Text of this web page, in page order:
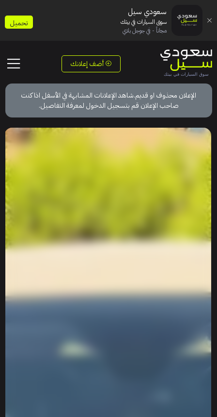
أضف إعلانك
الإعلان محذوف او قديم.شاهد الإعلانات المشابهة في الأسفل اذا كنت
صاحب الإعلان قم بتسجيل الدخول لمعرفة التفاصيل.
سعودي سيل
سوق السيارات في بيتك
مجاناً - في جوجل بلاي
تحميل